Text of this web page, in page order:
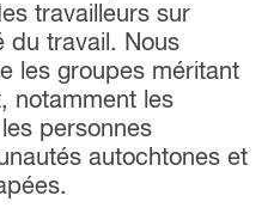
travailleurs sur
du travail. Nous
les groupes méritant
notamment les
personnes
autochtones et